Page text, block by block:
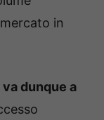
in
dunque a